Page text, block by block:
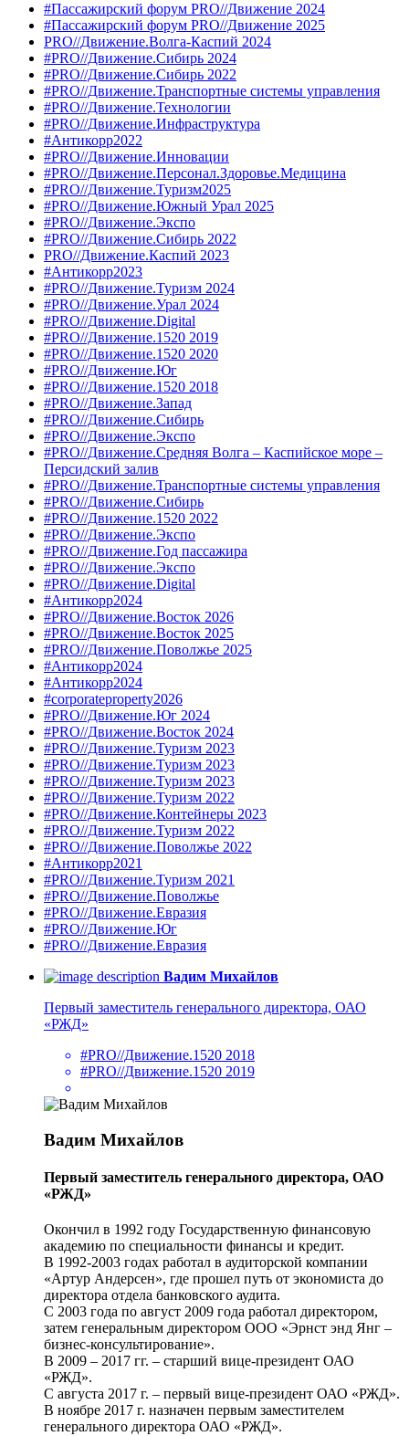
#Пассажирский форум PRO//Движение 2024
#Пассажирский форум PRO//Движение 2025
PRO//Движение.Волга-Каспий 2024
#PRO//Движение.Сибирь 2024
#PRO//Движение.Сибирь 2022
#PRO//Движение.Транспортные системы управления
#PRO//Движение.Технологии
#PRO//Движение.Инфраструктура
#Антикорр2022
#PRO//Движение.Инновации
#PRO//Движение.Персонал.Здоровье.Медицина
#PRO//Движение.Туризм2025
#PRO//Движение.Южный Урал 2025
#PRO//Движение.Экспо
#PRO//Движение.Сибирь 2022
PRO//Движение.Каспий 2023
#Антикорр2023
#PRO//Движение.Туризм 2024
#PRO//Движение.Урал 2024
#PRO//Движение.Digital
#PRO//Движение.1520 2019
#PRO//Движение.1520 2020
#PRO//Движение.Юг
#PRO//Движение.1520 2018
#PRO//Движение.Запад
#PRO//Движение.Сибирь
#PRO//Движение.Экспо
#PRO//Движение.Средняя Волга – Каспийское море –
Персидский залив
#PRO//Движение.Транспортные системы управления
#PRO//Движение.Сибирь
#PRO//Движение.1520 2022
#PRO//Движение.Экспо
#PRO//Движение.Год пассажира
#PRO//Движение.Экспо
#PRO//Движение.Digital
#Антикорр2024
#PRO//Движение.Восток 2026
#PRO//Движение.Восток 2025
#PRO//Движение.Поволжье 2025
#Антикорр2024
#Антикорр2024
#corporateproperty2026
#PRO//Движение.Юг 2024
#PRO//Движение.Восток 2024
#PRO//Движение.Туризм 2023
#PRO//Движение.Туризм 2023
#PRO//Движение.Туризм 2023
#PRO//Движение.Туризм 2022
#PRO//Движение.Контейнеры 2023
#PRO//Движение.Туризм 2022
#PRO//Движение.Поволжье 2022
#Антикорр2021
#PRO//Движение.Туризм 2021
#PRO//Движение.Поволжье
#PRO//Движение.Евразия
#PRO//Движение.Юг
#PRO//Движение.Евразия
Вадим Михайлов
Первый заместитель генерального директора, ОАО
«РЖД»
#PRO//Движение.1520 2018
#PRO//Движение.1520 2019
Вадим Михайлов
Первый заместитель генерального директора, ОАО
«РЖД»
Окончил в 1992 году Государственную финансовую
академию по специальности финансы и кредит.
В 1992-2003 годах работал в аудиторской компании
«Артур Андерсен», где прошел путь от экономиста до
директора отдела банковского аудита.
С 2003 года по август 2009 года работал директором,
затем генеральным директором ООО «Эрнст энд Янг –
бизнес-консультирование».
В 2009 – 2017 гг. – старший вице-президент ОАО
«РЖД».
С августа 2017 г. – первый вице-президент ОАО «РЖД».
В ноябре 2017 г. назначен первым заместителем
генерального директора ОАО «РЖД».